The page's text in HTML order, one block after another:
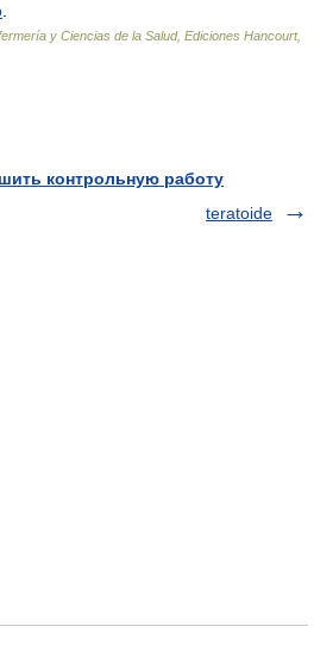
y Ciencias de la Salud, Ediciones Hancourt,
контрольную работу
teratoide